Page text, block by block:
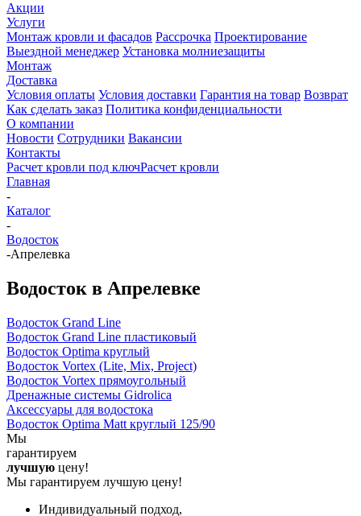
Акции
Услуги
Монтаж кровли и фасадов Рассрочка Проектирование
Выездной менеджер Установка молниезащиты
Монтаж
Доставка
Условия оплаты Условия доставки Гарантия на товар Возврат
Как сделать заказ Политика конфиденциальности
О компании
Новости Сотрудники Вакансии
Контакты
Расчет кровли под ключРасчет кровли
Главная
-
Каталог
-
Водосток
-Апрелевка
Водосток в Апрелевке
Водосток Grand Line
Водосток Grand Line пластиковый
Водосток Optima круглый
Водосток Vortex (Lite, Mix, Project)
Водосток Vortex прямоугольный
Дренажные системы Gidrolica
Аксессуары для водостока
Водосток Optima Matt круглый 125/90
Мы
гарантируем
лучшую цену!
Мы гарантируем лучшую цену!
Индивидуальный подход,